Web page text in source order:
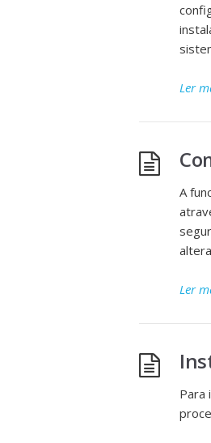
Ler
A
Ler
Para